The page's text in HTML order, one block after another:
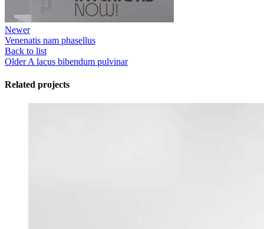
Newer
Venenatis nam phasellus
Back to list
Older A lacus bibendum pulvinar
Related projects